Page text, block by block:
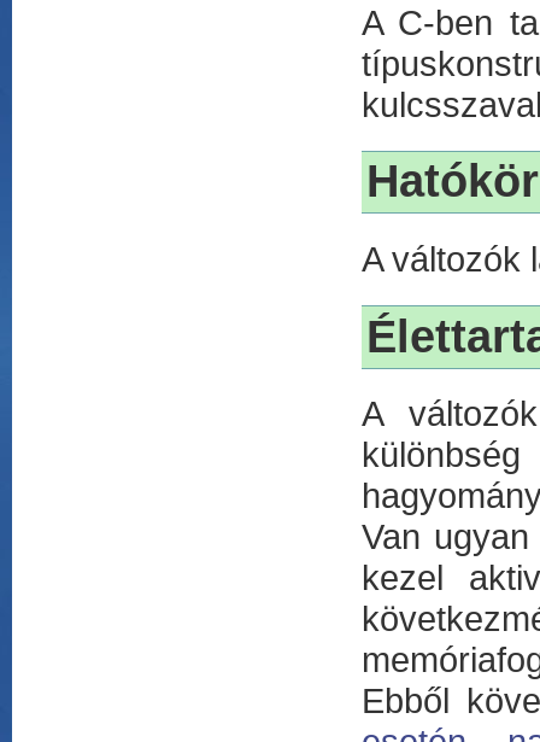
A C-ben
Hatókör
A változók
A
Van
kezel
Ebből